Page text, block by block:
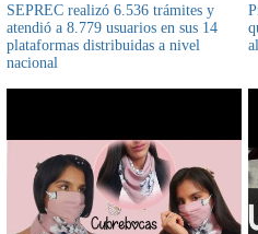
SEPREC realizó 6.536 trámites y
atendió a 8.779 usuarios en sus 14
plataformas distribuidas a nivel
nacional